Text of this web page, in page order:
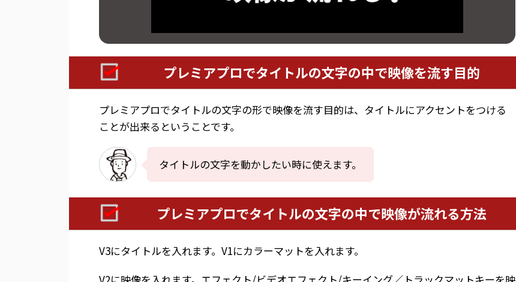
プレミアプロでタイトルの文字の中で映像を流す目的
プレミアプロでタイトルの文字の形で映像を流す目的は、タイトルにアクセントをつける
ことが出来るということです。
タイトルの文字を動かしたい時に使えます。
プレミアプロでタイトルの文字の中で映像が流れる方法
V3にタイトルを入れます。V1にカラーマットを入れます。